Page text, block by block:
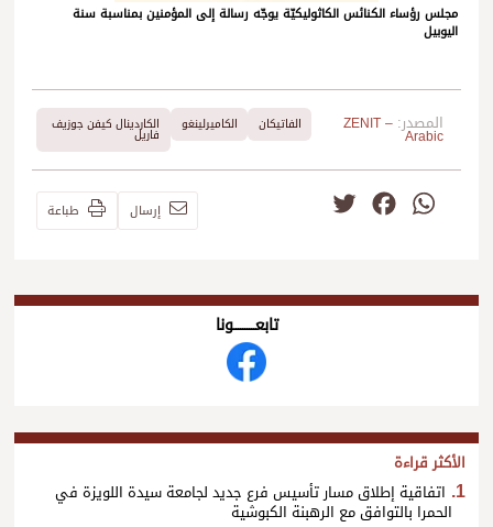
مجلس رؤساء الكنائس الكاثوليكيّة يوجّه رسالة إلى المؤمنين بمناسبة سنة
اليوبيل
المصدر: ZENIT –
Arabic
الفاتيكان الكاميرلينغو الكاردينال كيفن جوزيف
فاريل
WhatsApp
Facebook إرسال طباعة
تابعــــــــــونا
الأكثر قراءة
اتفاقية إطلاق مسار تأسيس فرع جديد لجامعة سيدة اللويزة في
الحمرا بالتوافق مع الرهبنة الكبوشية